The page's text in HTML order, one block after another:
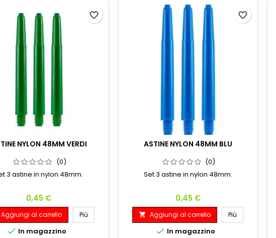
NYLON 48MM VERDI
(0)
3 astine in nylon 48mm.
Prezzo
0,45 €
Aggiungi al carrello Più
 In magazzino
favorite_border
ASTINE NYLON 48MM BLU
(0)
Set 3 astine in nylon 48mm.
Prezzo
0,45 €
 Aggiungi al carrello Più
 In magazzino
favorite_border